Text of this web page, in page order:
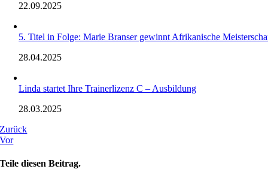
22.09.2025
5. Titel in Folge: Marie Branser gewinnt Afrikanische
28.04.2025
Linda startet Ihre Trainerlizenz C – Ausbildung
28.03.2025
Zurück
Vor
Teile diesen Beitrag.